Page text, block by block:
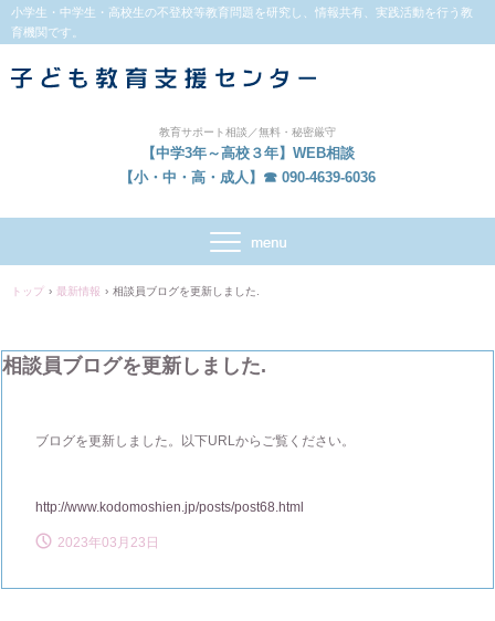
小学生・中学生・高校生の不登校等教育問題を研究し、情報共有、実践活動を行う教
育機関です。
教育サポート相談／無料・秘密厳守
【中学3年～高校３年】WEB相談
【小・中・高・成人】☎ 090-4639-6036
トップ › 最新情報 › 相談員ブログを更新しました.
相談員ブログを更新しました.
ブログを更新しました。以下URLからご覧ください。
http://www.kodomoshien.jp/posts/post68.html
2023年03月23日